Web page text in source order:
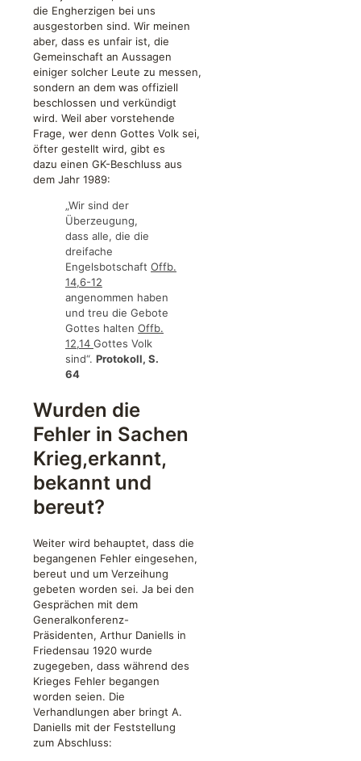
die Engherzigen bei uns
ausgestorben sind. Wir meinen
aber, dass es unfair ist, die
Gemeinschaft an Aussagen
einiger solcher Leute zu messen,
sondern an dem was offiziell
beschlossen und verkündigt
wird. Weil aber vorstehende
Frage, wer denn Gottes Volk sei,
öfter gestellt wird, gibt es
dazu einen GK-Beschluss aus
dem Jahr 1989:
„Wir sind der
Überzeugung,
dass alle, die die
dreifache
Engelsbotschaft Offb.
14,6-12
angenommen haben
und treu die Gebote
Gottes halten Offb.
12,14 Gottes Volk
sind“. Protokoll, S.
64
Wurden die
Fehler in Sachen
Krieg,erkannt,
bekannt und
bereut?
Weiter wird behauptet, dass die
begangenen Fehler eingesehen,
bereut und um Verzeihung
gebeten worden sei. Ja bei den
Gesprächen mit dem
Generalkonferenz-
Präsidenten, Arthur Daniells in
Friedensau 1920 wurde
zugegeben, dass während des
Krieges Fehler begangen
worden seien. Die
Verhandlungen aber bringt A.
Daniells mit der Feststellung
zum Abschluss: